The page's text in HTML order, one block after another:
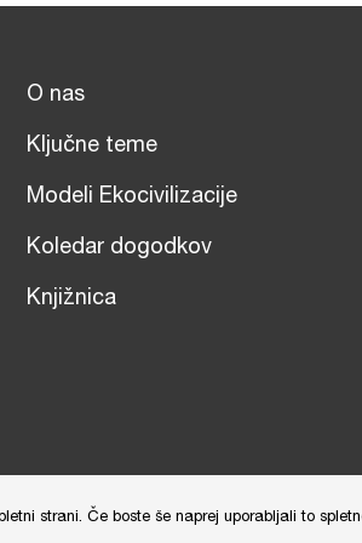
O nas
Ključne teme
Modeli Ekocivilizacije
Koledar dogodkov
Knjižnica
Terms of Serviceapply.
strani. Če boste še naprej uporabljali to